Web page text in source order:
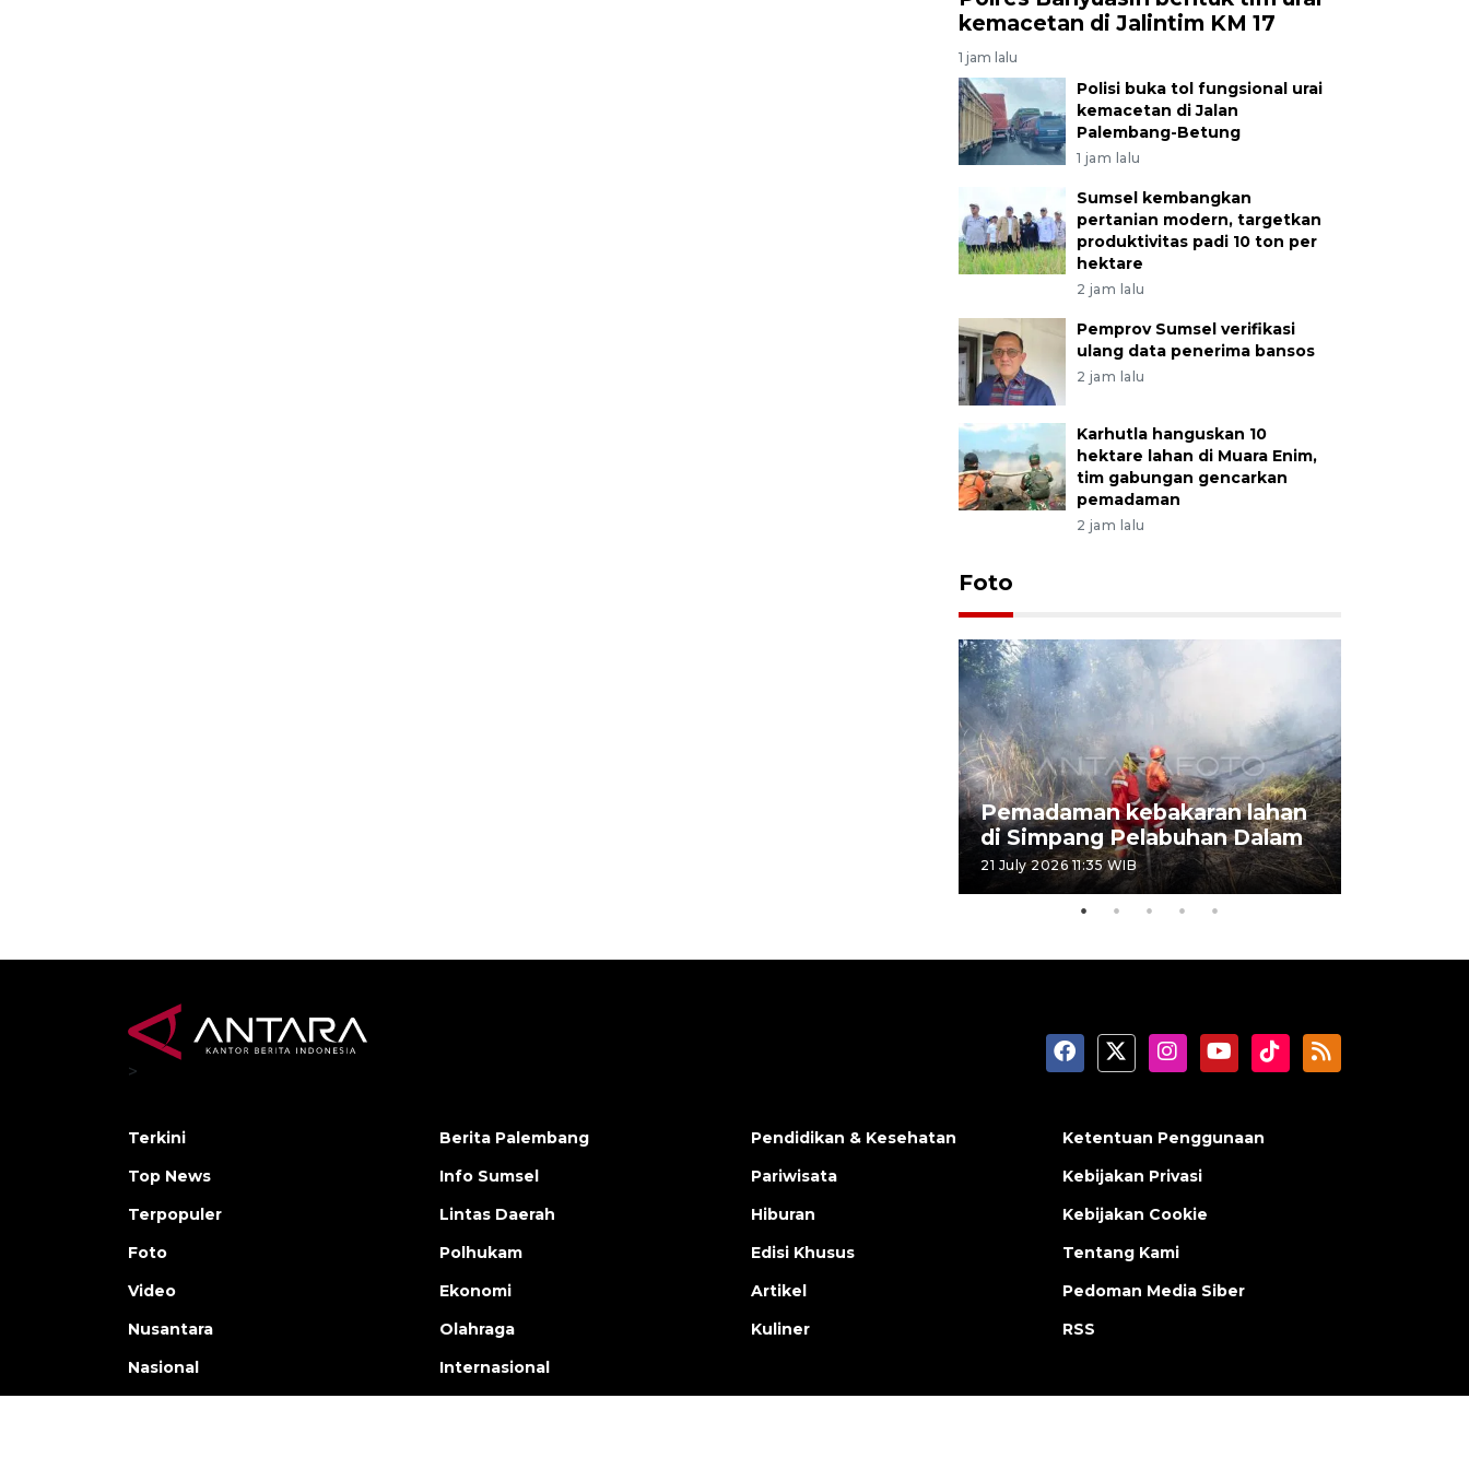
kemacetan di Jalintim KM 17
1 jam lalu
Polisi buka tol fungsional urai
kemacetan di Jalan
Palembang-Betung
1 jam lalu
Sumsel kembangkan
pertanian modern, targetkan
produktivitas padi 10 ton per
hektare
2 jam lalu
Pemprov Sumsel verifikasi
ulang data penerima bansos
2 jam lalu
Karhutla hanguskan 10
hektare lahan di Muara Enim,
tim gabungan gencarkan
pemadaman
2 jam lalu
Foto
Pemadaman kebakaran lahan
di Simpang Pelabuhan Dalam
21 July 2026 11:35 WIB
>
Terkini
Top News
Terpopuler
Foto
Video
Nusantara
Nasional
Berita Palembang
Info Sumsel
Lintas Daerah
Polhukam
Ekonomi
Olahraga
Internasional
Pendidikan & Kesehatan
Pariwisata
Hiburan
Edisi Khusus
Artikel
Kuliner
Ketentuan Penggunaan
Kebijakan Privasi
Kebijakan Cookie
Tentang Kami
Pedoman Media Siber
RSS